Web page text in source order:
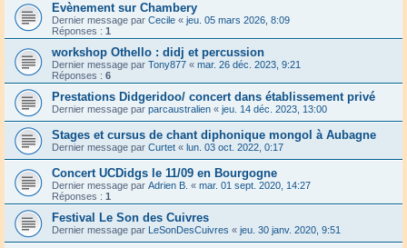
Evènement sur Chambery
Dernier message par Cecile « jeu. 05 mars 2026, 8:09
Réponses : 1
workshop Othello : didj et percussion
Dernier message par Tony877 « mar. 26 déc. 2023, 9:21
Réponses : 6
Prestations Didgeridoo/ concert dans établissement privé
Dernier message par parcaustralien « jeu. 14 déc. 2023, 13:00
Stages et cursus de chant diphonique mongol à Aubagne
Dernier message par Curtet « lun. 03 oct. 2022, 0:17
Concert UCDidgs le 11/09 en Bourgogne
Dernier message par Adrien B. « mar. 01 sept. 2020, 14:27
Réponses : 1
Festival Le Son des Cuivres
Dernier message par LeSonDesCuivres « jeu. 30 janv. 2020, 9:51